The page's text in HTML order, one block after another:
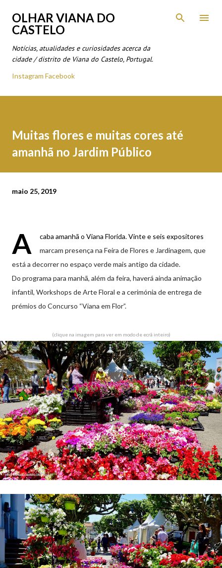
Avançar para o conteúdo principal
OLHAR VIANA DO
CASTELO
Notícias, atualidades e curiosidades acerca da
cidade / distrito de Viana do Castelo, Portugal.
Instagram Facebook
Muitas flores e muitas cores até
amanhã no Jardim Público
maio 25, 2019
A
caba amanhã o Viana Florida. Vinte e seis expositores
marcam presença na Feira de Flores e Jardinagem, que
está a decorrer no espaço verde mais antigo da cidade.
Do programa para manhã, além da feira, haverá ainda animação
infantil, Workshops de Arte Floral e a cerimónia de entrega de
prémios do Concurso “Viana em Flor”.
(clique na imagem para ver em modo de ecrã inteiro)